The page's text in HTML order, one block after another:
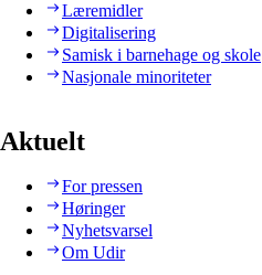
Læremidler
Digitalisering
Samisk i barnehage og skole
Nasjonale minoriteter
Aktuelt
For pressen
Høringer
Nyhetsvarsel
Om Udir